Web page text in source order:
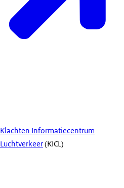
Klachten Informatiecentrum
Luchtverkeer(KICL)